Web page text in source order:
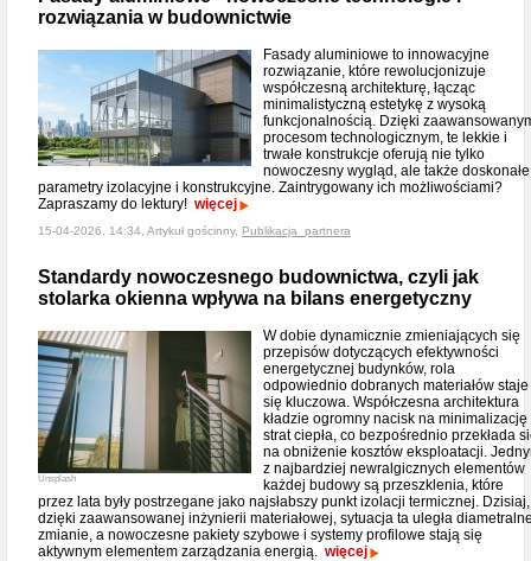
rozwiązania w budownictwie
Fasady aluminiowe to innowacyjne
rozwiązanie, które rewolucjonizuje
współczesną architekturę, łącząc
minimalistyczną estetykę z wysoką
funkcjonalnością. Dzięki
procesom technologicznym, te lekkie i
trwałe konstrukcje oferują nie tylko
nowoczesny wygląd, ale także doskonałe
parametry izolacyjne i konstrukcyjne. Zaintrygowany ich możliwościami?
Zapraszamy do lektury! więcej
15-04-2026, 14:34, Artykuł gościnny, Publikacja_partnera
Standardy nowoczesnego budownictwa, czyli jak
stolarka okienna wpływa na bilans energetyczny
Unsplash
W dobie dynamicznie zmieniających się
przepisów dotyczących efektywności
energetycznej budynków, rola
odpowiednio dobranych materiałów staje
się kluczowa. Współczesna architektura
kładzie ogromny nacisk na minimalizację
strat ciepła, co bezpośrednio przekłada
na obniżenie kosztów eksploatacji.
z najbardziej newralgicznych elementów
każdej budowy są przeszklenia, które
przez lata były postrzegane jako najsłabszy punkt izolacji termicznej. Dzisiaj,
dzięki zaawansowanej inżynierii materiałowej, sytuacja ta uległa
zmianie, a nowoczesne pakiety szybowe i systemy profilowe stają się
aktywnym elementem zarządzania energią. więcej